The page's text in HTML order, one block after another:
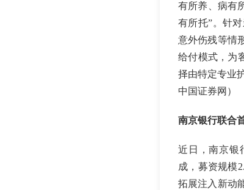
有所养、病有
有所托”。针
意外伤残等情
给付模式，为
择由特定专业
中国证券网）
南京银行联合
近日，南京银
成，募资规模
拓展注入新动